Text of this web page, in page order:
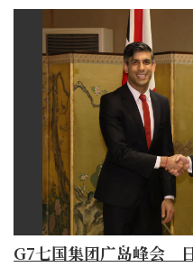
G7七国集团广岛峰会